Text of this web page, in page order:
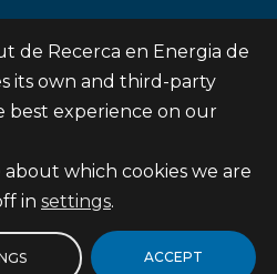
en Energia de
de Recerca en Energia de
its own and third-party
best experience on our
which cookies we are
in settings.
ACCEPT